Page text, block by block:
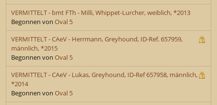
VERMITTELT - bmt FTh - Milli, Whippet-Lurcher, weiblich, *2013
Begonnen von Oval 5
VERMITTELT - CAeV - Herrmann, Greyhound, ID-Ref. 657959,
männlich, *2015
Begonnen von Oval 5
VERMITTELT - CAeV - Lukas, Greyhound, ID-Ref 657958, männlich,
*2014
Begonnen von Oval 5